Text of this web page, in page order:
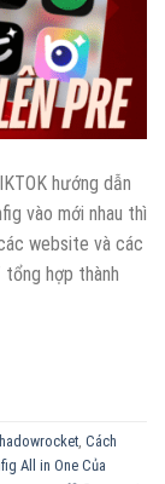
hướng dẫn
vào mới nhau thì
website và các
tổng hợp thành
, Cách
All in One Của